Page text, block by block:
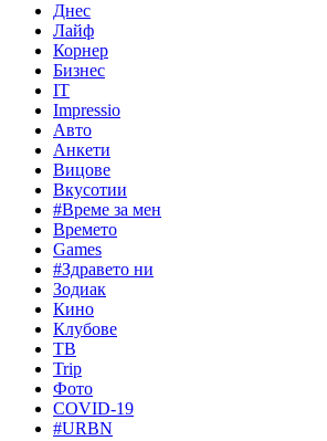
Днес
Лайф
Корнер
Бизнес
IT
Impressio
Авто
Анкети
Вицове
Вкусотии
#Време за мен
Времето
Games
#Здравето ни
Зодиак
Кино
Клубове
ТВ
Trip
Фото
COVID-19
#URBN